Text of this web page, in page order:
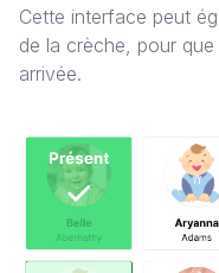
Cette interface peut
de la crèche, pour
arrivée.